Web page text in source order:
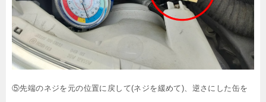
⑤先端のネジを元の位置に戻して(ネジを緩めて)、逆さにした缶を